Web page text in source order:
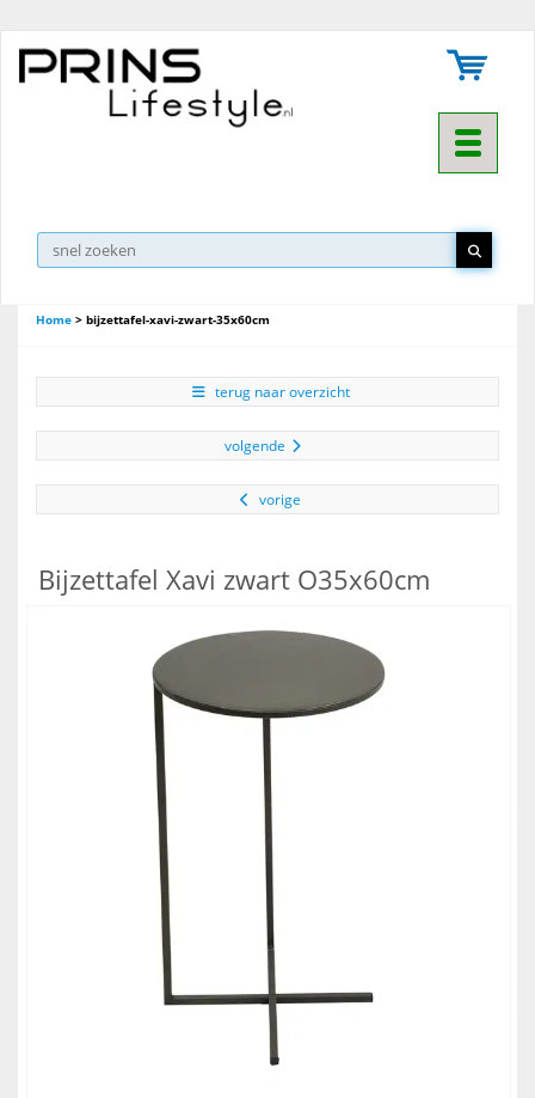
Toggle
Home > bijzettafel-xavi-zwart-35x60cm
terug naar overzicht
volgende
vorige
Bijzettafel Xavi zwart O35x60cm